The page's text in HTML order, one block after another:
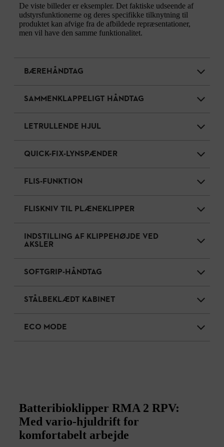
De viste billeder er eksempler. Det faktiske udseende af
udstyrsfunktionerne og deres specifikke tilknytning til
produktet kan afvige fra de afbildede repræsentationer,
men vil have den samme funktionalitet.
BÆREHÅNDTAG
SAMMENKLAPPELIGT HÅNDTAG
LETRULLENDE HJUL
QUICK-FIX-LYNSPÆNDER
FLIS-FUNKTION
FLISKNIV TIL PLÆNEKLIPPER
INDSTILLING AF KLIPPEHØJDE VED
AKSLER
SOFTGRIP-HÅNDTAG
STÅLBEKLÆDT KABINET
ECO MODE
Batteribioklipper RMA 2 RPV:
Med vario-hjuldrift for
komfortabelt arbejde